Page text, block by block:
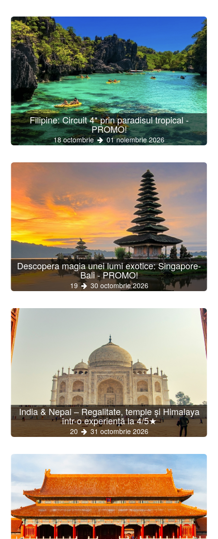
Filipine: Circuit 4* prin paradisul tropical -
PROMO!
18 octombrie 01 noiembrie 2026
Descopera magia unei lumi exotice: Singapore-
Bali - PROMO!
19 30 octombrie 2026
India & Nepal – Regalitate, temple și Himalaya
într-o experiență la 4/5★
20 31 octombrie 2026